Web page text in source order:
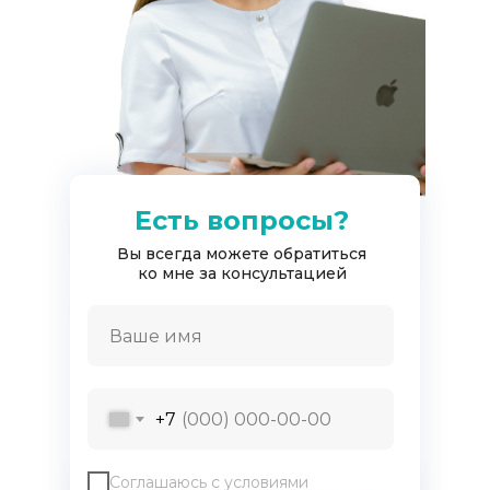
Есть вопросы?
Вы всегда можете обратиться
ко мне за консультацией
+7
Соглашаюсь с условиями
Причины выбрать нас
Зона лица отличается особенной
методы удаления волос – станок, крем для